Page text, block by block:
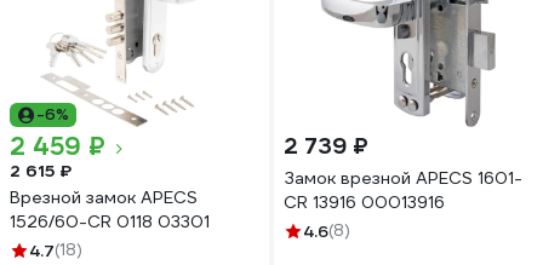
-6%
2 459 ₽
2 615 ₽
Врезной замок APECS
1526/60-CR 0118 03301
4.7(18)
2 739 ₽
Замок врезной APECS 1601-
CR 13916 00013916
4.6(8)